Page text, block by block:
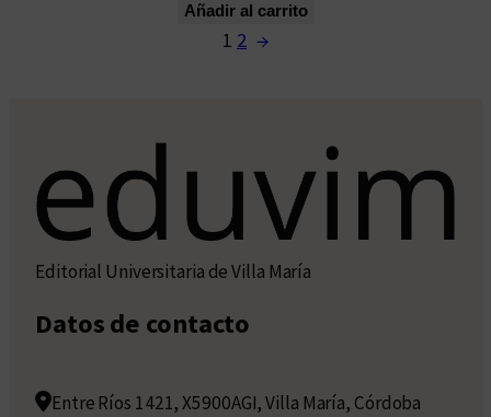
Añadir al carrito
1 2 →
Editorial Universitaria de Villa María
Datos de contacto
Entre Ríos 1421, X5900AGI, Villa María, Córdoba